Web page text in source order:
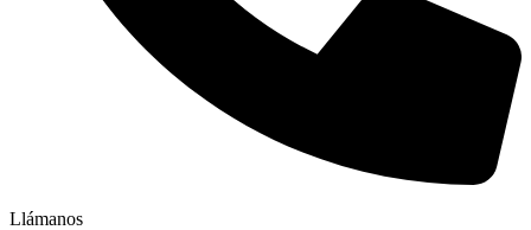
Llámanos